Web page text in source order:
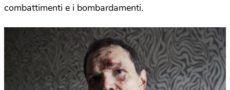
combattimenti e i bombardamenti.